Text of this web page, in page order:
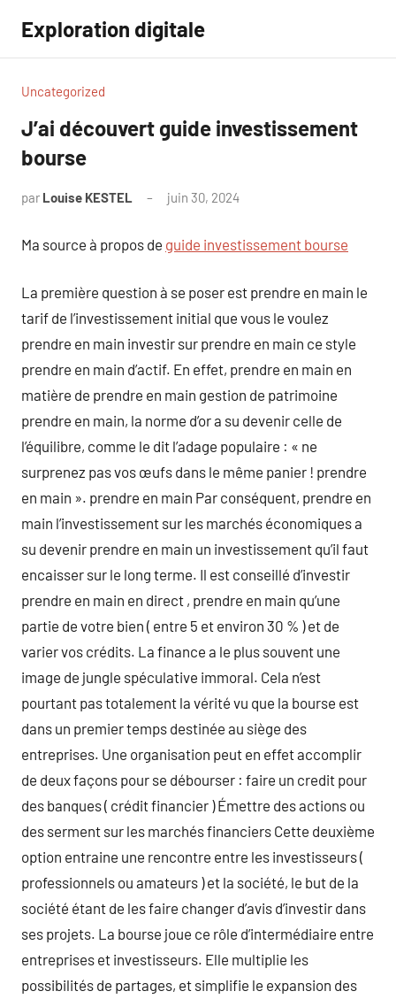
contenu
Exploration digitale
Uncategorized
J’ai découvert guide investissement
bourse
par Louise KESTEL juin 30, 2024
Ma source à propos de guide investissement bourse
La première question à se poser est prendre en main le
tarif de l’investissement initial que vous le voulez
prendre en main investir sur prendre en main ce style
prendre en main d’actif. En effet, prendre en main en
matière de prendre en main gestion de patrimoine
prendre en main, la norme d’or a su devenir celle de
l’équilibre, comme le dit l’adage populaire : « ne
surprenez pas vos œufs dans le même panier ! prendre
en main ». prendre en main Par conséquent, prendre en
main l’investissement sur les marchés économiques a
su devenir prendre en main un investissement qu’il faut
encaisser sur le long terme. Il est conseillé d’investir
prendre en main en direct , prendre en main qu’une
partie de votre bien ( entre 5 et environ 30 % ) et de
varier vos crédits. La finance a le plus souvent une
image de jungle spéculative immoral. Cela n’est
pourtant pas totalement la vérité vu que la bourse est
dans un premier temps destinée au siège des
entreprises. Une organisation peut en effet accomplir
de deux façons pour se débourser : faire un credit pour
des banques ( crédit financier ) Émettre des actions ou
des serment sur les marchés financiers Cette deuxième
option entraine une rencontre entre les investisseurs (
professionnels ou amateurs ) et la société, le but de la
société étant de les faire changer d’avis d’investir dans
ses projets. La bourse joue ce rôle d’intermédiaire entre
entreprises et investisseurs. Elle multiplie les
possibilités de partages, et simplifie le expansion des